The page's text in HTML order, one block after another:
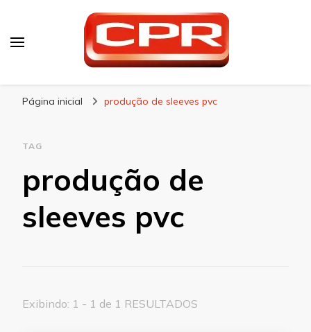
Página inicial produção de sleeves pvc
TAG
produção de
sleeves pvc
Exibindo: 1 - 1 de 1 RESULTADOS